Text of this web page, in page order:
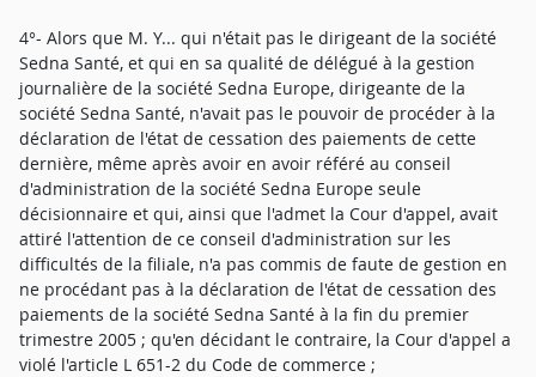
4°- Alors que M. Y... qui n'était pas le dirigeant de la société
Sedna Santé, et qui en sa qualité de délégué à la gestion
journalière de la société Sedna Europe, dirigeante de la
société Sedna Santé, n'avait pas le pouvoir de procéder à la
déclaration de l'état de cessation des paiements de cette
dernière, même après avoir en avoir référé au conseil
d'administration de la société Sedna Europe seule
décisionnaire et qui, ainsi que l'admet la Cour d'appel, avait
attiré l'attention de ce conseil d'administration sur les
difficultés de la filiale, n'a pas commis de faute de gestion en
ne procédant pas à la déclaration de l'état de cessation des
paiements de la société Sedna Santé à la fin du premier
trimestre 2005 ; qu'en décidant le contraire, la Cour d'appel a
violé l'article L 651-2 du Code de commerce ;